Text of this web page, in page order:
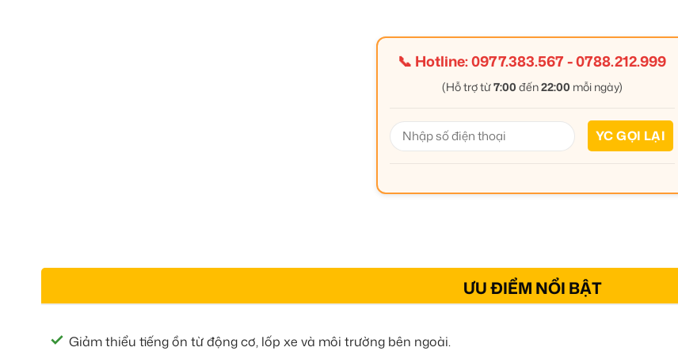
📞 Hotline:0977.383.567-0788.212.999
(Hỗ trợ từ7:00 đến22:00 mỗi ngày)
ƯU ĐIỂM NỔI BẬT
Giảm thiểu tiếng ồn từ động cơ, lốp xe và môi trường bên ngoài.